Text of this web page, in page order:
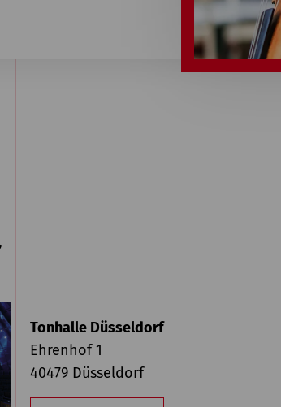
Tonhalle Düsseldorf
Ehrenhof 1
40479 Düsseldorf